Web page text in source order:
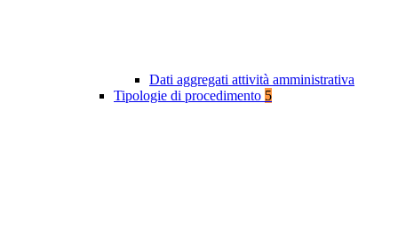
Dati aggregati attività amministrativa
Tipologie di procedimento 5